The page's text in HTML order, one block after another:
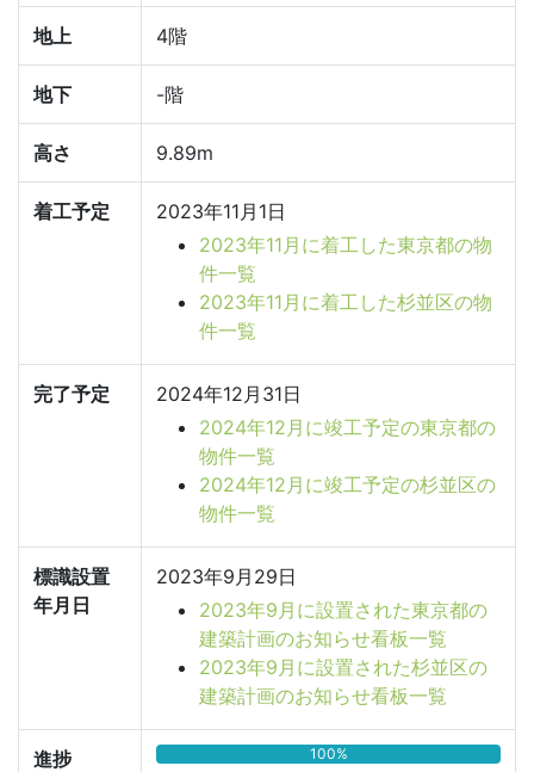
地上 4階
地下 -階
高さ 9.89m
着工予定
2023年11月1日
2023年11月に着工した東京都の物
件一覧
2023年11月に着工した杉並区の物
件一覧
完了予定
2024年12月31日
2024年12月に竣工予定の東京都の
物件一覧
2024年12月に竣工予定の杉並区の
物件一覧
標識設置
年月日
2023年9月29日
2023年9月に設置された東京都の
建築計画のお知らせ看板一覧
2023年9月に設置された杉並区の
建築計画のお知らせ看板一覧
進捗 100%